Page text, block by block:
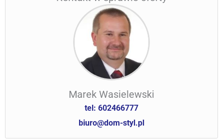
Marek Wasielewski
tel: 602466777
biuro@dom-styl.pl